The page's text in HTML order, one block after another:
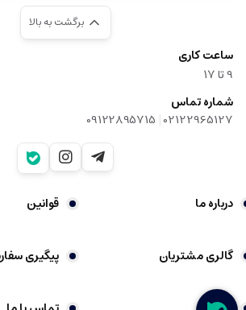
برگشت به بالا
ساعت کاری
9‌ تا ۱۷
شماره تماس
02122965127
|
09122895715
درباره ما قوانین
گالری مشتریان پیگیری